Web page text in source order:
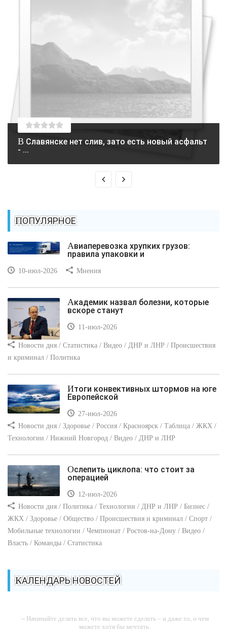
В Славянске нет слив, зато есть новый асфальт
- ...
ПОПУЛЯРНОЕ
Авиаперевозка хрупких грузов:
правила упаковки и
10-июл-2026 Мнения
Академик назвал болезни, которые
вскоре станут
11-июл-2026
Новости дня / Статистика / Видео / ДНР и ЛНР / Происшествия
и криминал / Политика
Итоги конвективных штормов на юге
Европейской
27-июл-2026
Новости дня / Здоровье / Россия / Красноярск / Таблица / ЖКХ /
Технологии / Нижний Новгород / Видео / ДНР и ЛНР
Ослепить циклопа: что стоит за
операцией
12-июл-2026
Новости дня / Политика / Технологии / ДНР и ЛНР / Бизнес /
ЖКХ / Здоровье / Общество / Происшествия и криминал / Спорт /
Мобильные технологии / Чемпионат / Ростов-на-Дону / Видео /
Власть / Команды / Статистика
КАЛЕНДАРЬ НОВОСТЕЙ
-- Начинайте делать все, что вы можете сделать – и даже то, о чем
можете хотя бы мечтать.